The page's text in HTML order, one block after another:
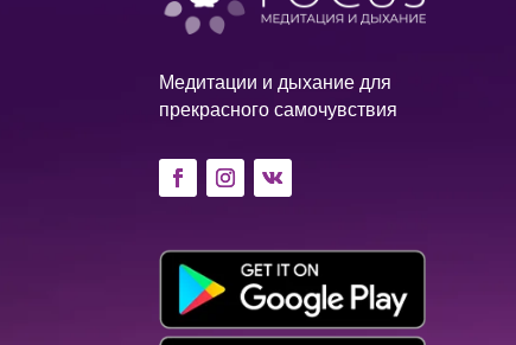
Медитации и дыхание для
прекрасного самочувствия